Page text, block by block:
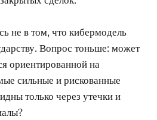
не в том, что кибермодель
Вопрос тоньше: может
ориентированной на
сильные и рискованные
только через утечки и